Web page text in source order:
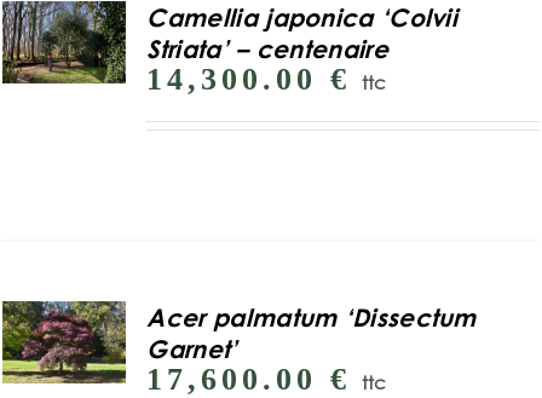
Camellia japonica ‘Colvii
Striata’ – centenaire
14,300.00€ ttc
Acer palmatum ‘Dissectum
Garnet’
17,600.00€ ttc